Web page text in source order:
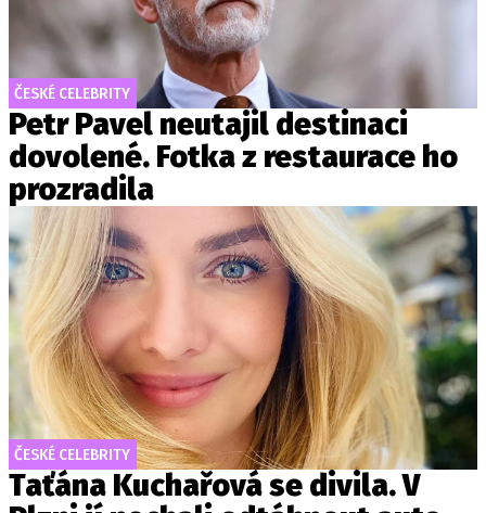
ČESKÉ CELEBRITY
Petr Pavel neutajil destinaci
dovolené. Fotka z restaurace ho
prozradila
ČESKÉ CELEBRITY
Taťána Kuchařová se divila. V